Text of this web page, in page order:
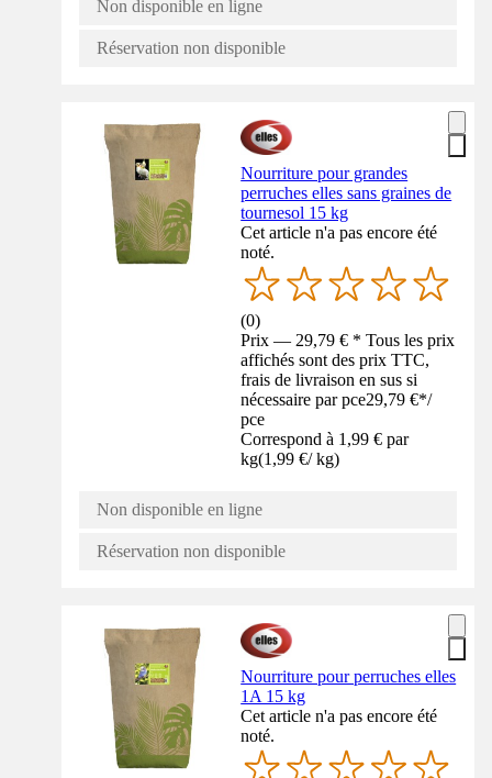
Non disponible en ligne
Réservation non disponible
Nourriture pour grandes
perruches elles sans graines de
tournesol 15 kg
Cet article n'a pas encore été
noté.
(0)
Prix — 29,79 € * Tous les prix
affichés sont des prix TTC,
frais de livraison en sus si
nécessaire par pce29,79 €*/
pce
Correspond à 1,99 € par
kg(1,99 €/ kg)
Non disponible en ligne
Réservation non disponible
Nourriture pour perruches elles
1A 15 kg
Cet article n'a pas encore été
noté.